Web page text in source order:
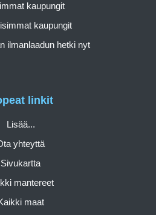
linkit
Lisää...
yhteyttä
Sivukartta
mantereet
maat
kaupungit
kaupungit
ilmanlaadun hetki nyt